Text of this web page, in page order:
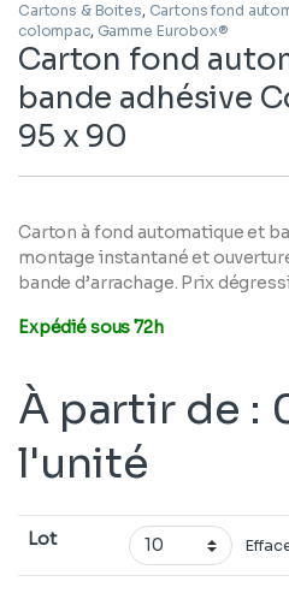
Cartons & Boites, Cartons fond
colompac, Gamme Eurobox®
Carton fond
bande adhésive
95 x 90
Carton à fond automatique et
montage instantané et
bande d’arrachage. Prix
Expédié sous 72h
À partir de :
l'unité
Lot